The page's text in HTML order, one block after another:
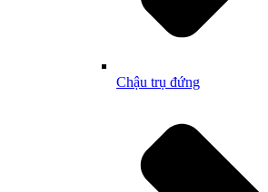
Chậu trụ đứng